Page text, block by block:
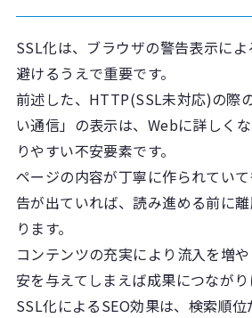
SSL化は、ブラウザの警告表示に
避けるうえで重要です。
前述した、HTTP(SSL未対応)の際
い通信」の表示は、Webに詳しく
りやすい不安要素です。
ページの内容が丁寧に作られてい
告が出ていれば、読み進める前に
ります。
コンテンツの充実により流入を増
安を与えてしまえば成果につながり
SSL化によるSEO効果は、検索順